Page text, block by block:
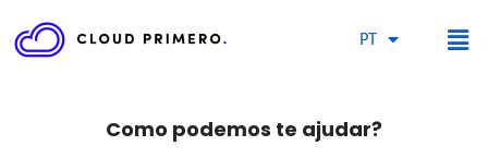
PT
Como podemos te ajudar?